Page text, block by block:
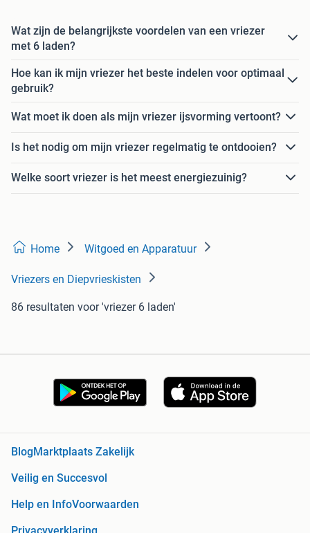
Wat zijn de belangrijkste voordelen van een vriezer
met 6 laden?
Hoe kan ik mijn vriezer het beste indelen voor optimaal
gebruik?
Wat moet ik doen als mijn vriezer ijsvorming vertoont?
Is het nodig om mijn vriezer regelmatig te ontdooien?
Welke soort vriezer is het meest energiezuinig?
Home Witgoed en Apparatuur
Vriezers en Diepvrieskisten
86 resultaten voor 'vriezer 6 laden'
BlogMarktplaats Zakelijk
Veilig en Succesvol
Help en InfoVoorwaarden